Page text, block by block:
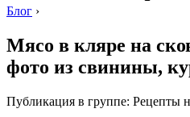
Блог ›
Мясо в кляре на
фото из свинины,
Публикация в группе: Рецепты